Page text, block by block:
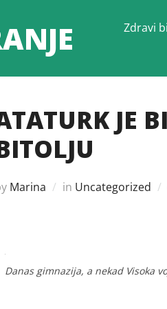
Zdravi
JE
Marina in Uncategorized
Danas gimnazija, a nekad Visoka